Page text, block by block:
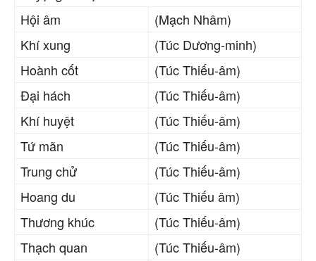
Hội âm
(Mạch Nhâm)
Khí xung
(Túc Dương-minh)
Hoành cốt
(Túc Thiếu-âm)
Đại hách
(Túc Thiếu-âm)
Khí huyệt
(Túc Thiếu-âm)
Tứ mãn
(Túc Thiếu-âm)
Trung chử
(Túc Thiếu-âm)
Hoang du
(Túc Thiếu âm)
Thương khúc
(Túc Thiếu-âm)
Thạch quan
(Túc Thiếu-âm)